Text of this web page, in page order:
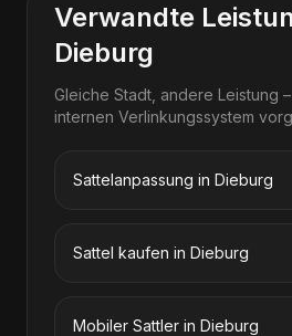
Verwandte
Dieburg
Gleiche Stadt, andere Leistung
internen Verlinkungssystem
Sattelanpassung in Dieburg
Sattel kaufen in Dieburg
Mobiler Sattler in Dieburg